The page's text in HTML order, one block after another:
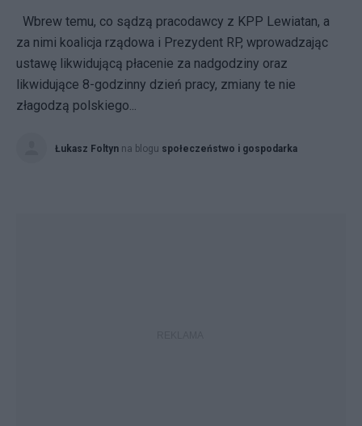
Wbrew temu, co sądzą pracodawcy z KPP Lewiatan, a
za nimi koalicja rządowa i Prezydent RP, wprowadzając
ustawę likwidującą płacenie za nadgodziny oraz
likwidujące 8-godzinny dzień pracy, zmiany te nie
złagodzą polskiego...
Łukasz Foltyn na blogu społeczeństwo i gospodarka